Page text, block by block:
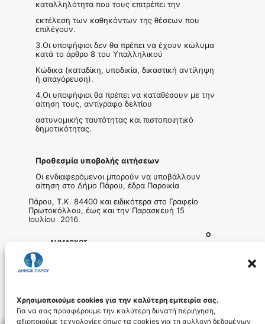
Χρησιμοποιούμε cookies για την καλύτερη εμπειρία σας.
Για να σας προσφέρουμε την καλύτερη δυνατή περιήγηση,
αξιοποιούμε τεχνολογίες όπως τα cookies για τη συλλογή δεδομένων
καταλληλότητα που τους επιτρέπει την
εκτέλεση των καθηκόντων της θέσεων που
επιλέγουν.
3.Οι υποψήφιοι δεν θα πρέπει να έχουν κώλυμα
κατά το άρθρο 8 του Υπαλληλικού
Κώδικα (καταδίκη, υποδικία, δικαστική αντίληψη
ή απαγόρευση).
4.Οι υποψήφιοι θα πρέπει να καταθέσουν με την
αίτηση τους, αντίγραφο δελτίου
αστυνομικής ταυτότητας και πιστοποιητικό
δημοτικότητας.
Προθεσμία υποβολής αιτήσεων
Οι ενδιαφερόμενοι μπορούν να υποβάλλουν
αίτηση στο Δήμο Πάρου, έδρα Παροικία
Πάρου, Τ.Κ. 84400 και ειδικότερα στο Γραφείο
Πρωτοκόλλου, έως και την Παρασκευή 15
Ιουλίου 2016.
Ο
ΔΗΜΑΡΧΟΣ
Κωβαίος